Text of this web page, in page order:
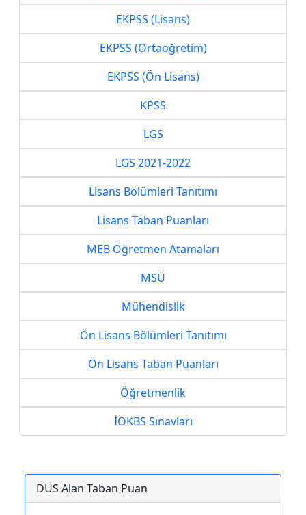
EKPSS (Lisans)
EKPSS (Ortaöğretim)
EKPSS (Ön Lisans)
KPSS
LGS
LGS 2021-2022
Lisans Bölümleri Tanıtımı
Lisans Taban Puanları
MEB Öğretmen Atamaları
MSÜ
Mühendislik
Ön Lisans Bölümleri Tanıtımı
Ön Lisans Taban Puanları
Öğretmenlik
İOKBS Sınavları
DUS Alan Taban Puan